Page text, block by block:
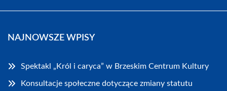
NAJNOWSZE WPISY
Spektakl „Król i caryca” w Brzeskim Centrum Kultury
Konsultacje społeczne dotyczące zmiany statutu